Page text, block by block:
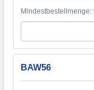
Mindestbestellmenge:
BAW56